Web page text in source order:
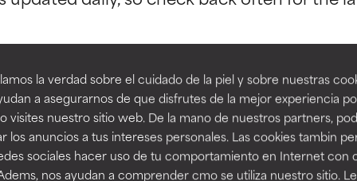
la verdad sobre el cuidado de la piel y sobre nuestras
a asegurarnos de que disfrutes de la mejor experiencia
visites nuestro sitio web. De la mano de nuestros partners,
los anuncios a tus intereses personales. Las cookies tambin
sociales hacer uso de tu comportamiento en Internet con
nos ayudan a comprender cmo se utiliza nuestro sitio.
BACK TO SEARCH
independientes.
tan beneficiosos como los de la categoría excelente, suelen ser
la estabilidad o la absorción de una fórmula.
ciertas limitaciones en cuanto a su apariencia, estabilidad o
básicos o que no cuentan con suficiente respaldo científico.
independientes.
tan beneficiosos como los de la categoría excelente, suelen ser
la estabilidad o la absorción de una fórmula.
ciertas limitaciones en cuanto a su apariencia, estabilidad o
básicos o que no cuentan con suficiente respaldo científico.